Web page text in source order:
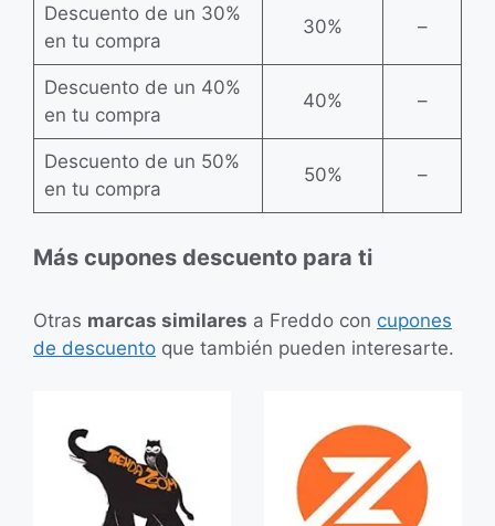
Descuento de un 30%
en tu compra
30% –
Descuento de un 40%
en tu compra
40% –
Descuento de un 50%
en tu compra
50% –
Más cupones descuento para ti
Otras marcas similares a Freddo con cupones
de descuento que también pueden interesarte.